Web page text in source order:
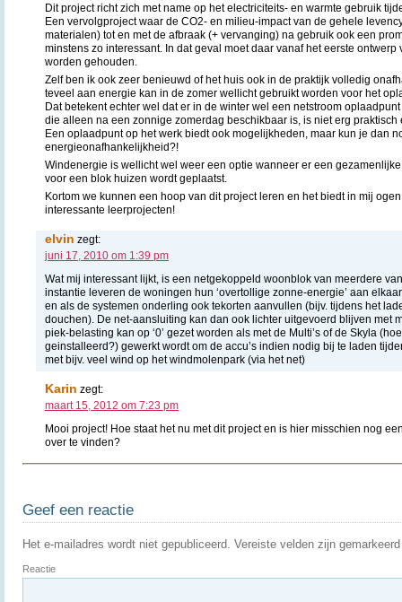
Dit project richt zich met name op het electriciteits- en warmte gebruik
Een vervolgproject waar de CO2- en milieu-impact van de gehele
materialen) tot en met de afbraak (+ vervanging) na gebruik ook een
minstens zo interessant. In dat geval moet daar vanaf het eerste
worden gehouden.
Zelf ben ik ook zeer benieuwd of het huis ook in de praktijk volledig
teveel aan energie kan in de zomer wellicht gebruikt worden voor het
Dat betekent echter wel dat er in de winter wel een netstroom
die alleen na een zonnige zomerdag beschikbaar is, is niet erg
Een oplaadpunt op het werk biedt ook mogelijkheden, maar kun je dan
energieonafhankelijkheid?!
Windenergie is wellicht wel weer een optie wanneer er een
voor een blok huizen wordt geplaatst.
Kortom we kunnen een hoop van dit project leren en het biedt in mij
interessante leerprojecten!
elvin zegt:
juni 17, 2010 om 1:39 pm
Wat mij interessant lijkt, is een netgekoppeld woonblok van meerdere
instantie leveren de woningen hun ‘overtollige zonne-energie’ aan
en als de systemen onderling ook tekorten aanvullen (bijv. tijdens het
douchen). De net-aansluiting kan dan ook lichter uitgevoerd blijven met
piek-belasting kan op ‘0’ gezet worden als met de Multi’s of de Skyla
geinstalleerd?) gewerkt wordt om de accu’s indien nodig bij te laden
met bijv. veel wind op het windmolenpark (via het net)
Karin zegt:
maart 15, 2012 om 7:23 pm
Mooi project! Hoe staat het nu met dit project en is hier misschien nog
over te vinden?
Geef een reactie
Het e-mailadres wordt niet gepubliceerd. Vereiste velden zijn
Reactie